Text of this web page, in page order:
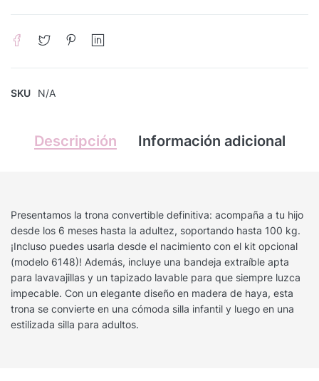
SKU N/A
Descripción Información adicional
Presentamos la trona convertible definitiva: acompaña a tu hijo
desde los 6 meses hasta la adultez, soportando hasta 100 kg.
¡Incluso puedes usarla desde el nacimiento con el kit opcional
(modelo 6148)! Además, incluye una bandeja extraíble apta
para lavavajillas y un tapizado lavable para que siempre luzca
impecable. Con un elegante diseño en madera de haya, esta
trona se convierte en una cómoda silla infantil y luego en una
estilizada silla para adultos.